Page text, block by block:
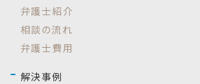
弁護士紹介
相談の流れ
弁護士費用
解決事例